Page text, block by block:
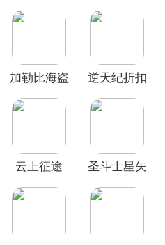
加勒比海盗
逆天纪折扣
云上征途
圣斗士星矢